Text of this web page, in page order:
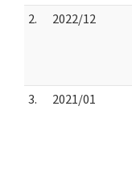
2.
2022/12
3.
2021/01